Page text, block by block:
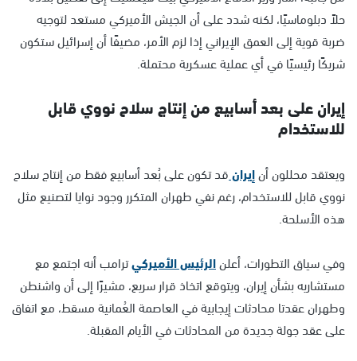
حلاً دبلوماسيًا، لكنه شدد على أن الجيش الأميركي مستعد لتوجيه
ضربة قوية إلى العمق الإيراني إذا لزم الأمر، مضيفًا أن إسرائيل ستكون
شريكًا رئيسيًا في أي عملية عسكرية محتملة.
إيران على بعد أسابيع من إنتاج سلاح نووي قابل
للاستخدام
ويعتقد محللون أنإيرانقد تكون على بُعد أسابيع فقط من إنتاج سلاح
نووي قابل للاستخدام، رغم نفي طهران المتكرر وجود نوايا لتصنيع مثل
هذه الأسلحة.
وفي سياق التطورات، أعلنالرئيس الأميركيترامب أنه اجتمع مع
مستشاريه بشأن إيران، ويتوقع اتخاذ قرار سريع، مشيرًا إلى أن واشنطن
وطهران عقدتا محادثات إيجابية في العاصمة العُمانية مسقط، مع اتفاق
على عقد جولة جديدة من المحادثات في الأيام المقبلة.